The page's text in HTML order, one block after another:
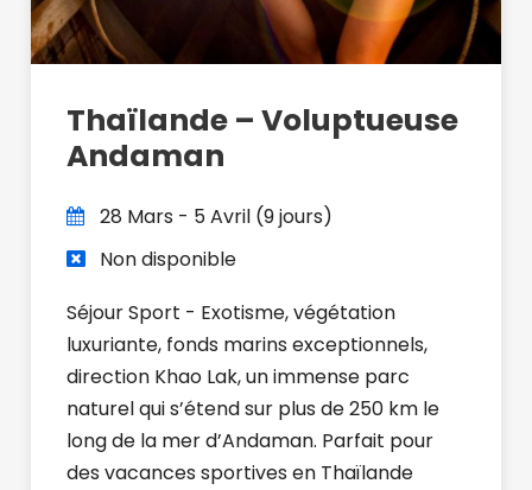
Thaïlande – Voluptueuse
Andaman
28 Mars - 5 Avril (9 jours)
Non disponible
Séjour Sport - Exotisme, végétation
luxuriante, fonds marins exceptionnels,
direction Khao Lak, un immense parc
naturel qui s’étend sur plus de 250 km le
long de la mer d’Andaman. Parfait pour
des vacances sportives en Thaïlande